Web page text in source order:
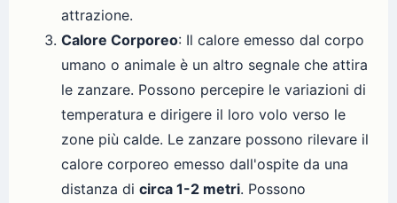
attrazione.
Calore Corporeo: Il calore emesso dal corpo
umano o animale è un altro segnale che attira
le zanzare. Possono percepire le variazioni di
temperatura e dirigere il loro volo verso le
zone più calde. Le zanzare possono rilevare il
calore corporeo emesso dall'ospite da una
distanza di circa 1-2 metri. Possono